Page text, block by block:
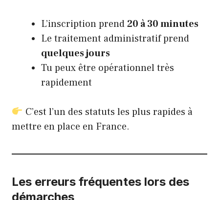
L’inscription prend20 à 30 minutes
Le traitement administratif prend
quelques jours
Tu peux être opérationnel très
rapidement
C’est l’un des statuts les plus rapides à
mettre en place en France.
Les erreurs fréquentes lors des
démarches